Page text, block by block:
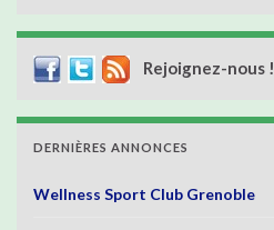
Rejoignez-nous !
DERNIÈRES ANNONCES
Wellness Sport Club Grenoble